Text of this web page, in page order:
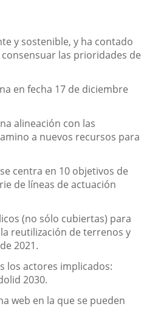
y sostenible, y ha contado
las prioridades de
en fecha 17 de diciembre
alineación con las
a nuevos recursos para
centra en 10 objetivos de
de líneas de actuación
(no sólo cubiertas) para
reutilización de terrenos y
2021.
los actores implicados:
2030.
web en la que se pueden